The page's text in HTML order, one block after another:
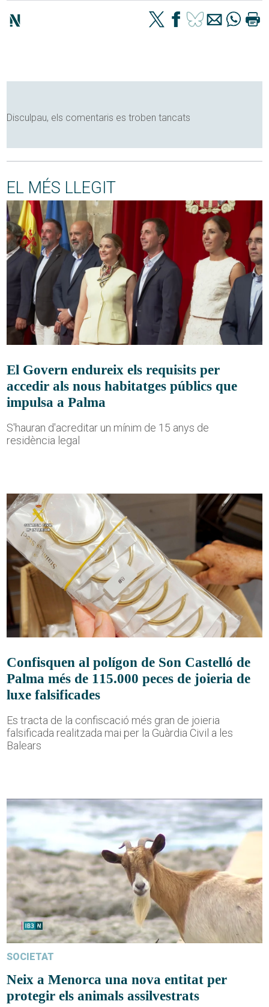
Disculpau, els comentaris es troben tancats
EL MÉS LLEGIT
El Govern endureix els requisits per
accedir als nous habitatges públics que
impulsa a Palma
S'hauran d'acreditar un mínim de 15 anys de
residència legal
Confisquen al polígon de Son Castelló de
Palma més de 115.000 peces de joieria de
luxe falsificades
Es tracta de la confiscació més gran de joieria
falsificada realitzada mai per la Guàrdia Civil a les
Balears
SOCIETAT
Neix a Menorca una nova entitat per
protegir els animals assilvestrats